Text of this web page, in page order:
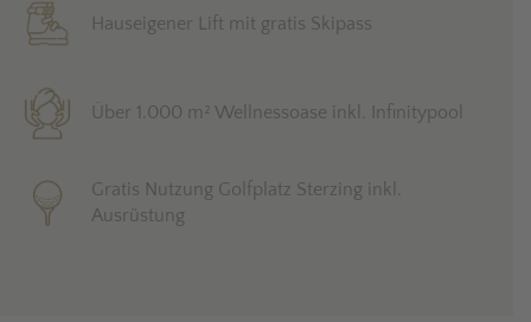
Hauseigener Lift mit gratis Skipass
Über 1.000 m² Wellnessoase inkl. Infinitypool
Gratis Nutzung Golfplatz Sterzing inkl.
Ausrüstung